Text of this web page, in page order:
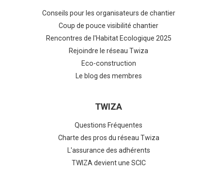
Conseils pour les organisateurs de chantier
Coup de pouce visibilité chantier
Rencontres de l'Habitat Ecologique 2025
Rejoindre le réseau Twiza
Eco-construction
Le blog des membres
TWIZA
Questions Fréquentes
Charte des pros du réseau Twiza
L'assurance des adhérents
TWIZA devient une SCIC